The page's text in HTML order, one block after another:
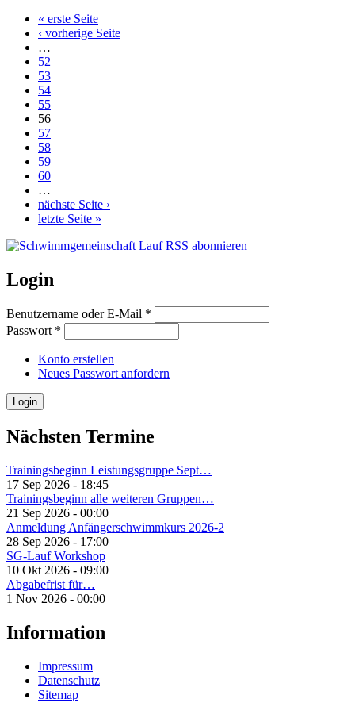
« erste Seite
‹ vorherige Seite
…
52
53
54
55
56
57
58
59
60
…
nächste Seite ›
letzte Seite »
Login
Benutzername oder E-Mail *
Passwort *
Konto erstellen
Neues Passwort anfordern
Nächsten Termine
Trainingsbeginn Leistungsgruppe Sept…
17 Sep 2026 - 18:45
Trainingsbeginn alle weiteren Gruppen…
21 Sep 2026 - 00:00
Anmeldung Anfängerschwimmkurs 2026-2
28 Sep 2026 - 17:00
SG-Lauf Workshop
10 Okt 2026 - 09:00
Abgabefrist für…
1 Nov 2026 - 00:00
Information
Impressum
Datenschutz
Sitemap